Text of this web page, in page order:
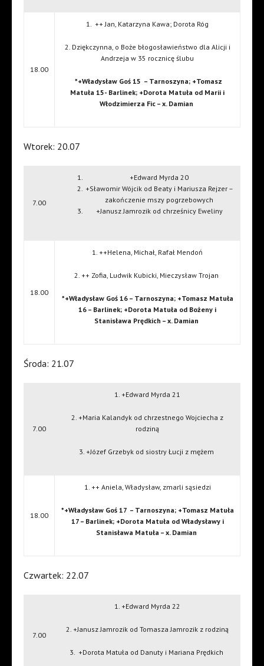
18.00
1. ++ Jan, Katarzyna Kawa; Dorota Róg
2. Dziękczynna, o Boże błogosławieństwo dla Alicji i
Andrzeja w 35 rocznicę ślubu
*+Władysław Goś 15 – Tarnoszyna; +Tomasz
Matuła 15- Barlinek; +Dorota Matuła od Marii i
Włodzimierza Fic – x. Damian
Wtorek: 20.07
7.00
+Edward Myrda 20
+Sławomir Wójcik od Beaty i Mariusza Rejzer –
zakończenie mszy pogrzebowych
+Janusz Jamrozik od chrześnicy Eweliny
18.00
1. ++Helena, Michał, Rafał Mendoń
2. ++ Zofia, Ludwik Kubicki, Mieczysław Trojan
*+Władysław Goś 16 – Tarnoszyna; +Tomasz Matuła
16 – Barlinek; +Dorota Matuła od Bożeny i
Stanisława Prędkich – x. Damian
Środa: 21.07
7.00
1. +Edward Myrda 21
2. +Maria Kalandyk od chrzestnego Wojciecha z
rodziną
3. +Józef Grzebyk od siostry Łucji z mężem
18.00
1. ++ Aniela, Władysław, zmarli sąsiedzi
*+Władysław Goś 17 – Tarnoszyna; +Tomasz Matuła
17 – Barlinek; +Dorota Matuła od Władysławy i
Stanisława Matuła – x. Damian
Czwartek: 22.07
7.00
1. +Edward Myrda 22
2. +Janusz Jamrozik od Tomasza Jamrozik z rodziną
3. +Dorota Matuła od Danuty i Mariana Prędkich